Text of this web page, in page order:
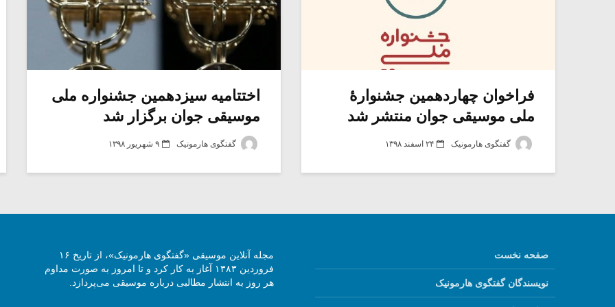
فراخوان چهاردهمین جشنوارۀ
ملی موسیقی جوان منتشر شد
گفتگوی هارمونیک ۲۴ اسفند ۱۳۹۸
اختتامیه سیزدهمین جشنواره ملی
موسیقی جوان برگزار شد
گفتگوی هارمونیک ۹ شهریور ۱۳۹۸
صفحه نخست
نویسندگان گفتگوی هارمونیک
مجله آنلاین موسیقی «گفتگوی هارمونیک»، از تاریخ ۱۶
فروردین ۱۳۸۳ آغاز به کار کرد و تا امروز به صورت مداوم
هر روز به انتشار مطالبی درباره موسیقی می‌پردازد.